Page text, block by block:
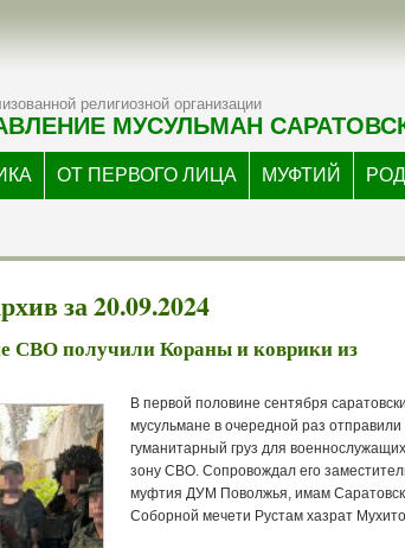
религиозной организации
МУСУЛЬМАН
ОТ ПЕРВОГО ЛИЦА МУФТИЙ
за 20.09.2024
СВО получили Кораны и коврики из
В первой половине сентября
мусульмане в очередной раз отправили
гуманитарный груз для
зону СВО. Сопровождал его
муфтия ДУМ Поволжья, имам
Соборной мечети Рустам хазрат